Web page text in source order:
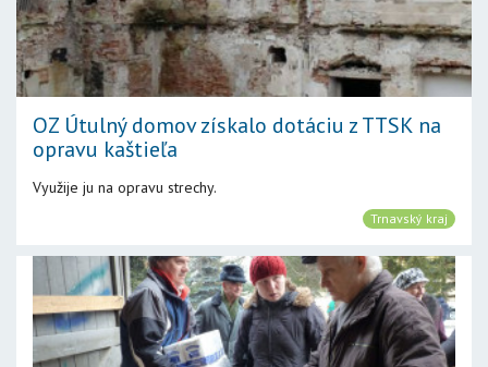
OZ Útulný domov získalo dotáciu z TTSK na
opravu kaštieľa
Využije ju na opravu strechy.
Trnavský kraj